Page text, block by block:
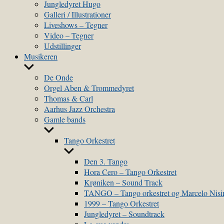
menu
Jungledyret Hugo
Galleri / Illustrationer
Liveshows – Tegner
Video – Tegner
Udstillinger
Musikeren
Show
menu
De Onde
Orgel Aben & Trommedyret
Thomas & Carl
Aarhus Jazz Orchestra
Gamle bands
Show
Tango Orkestret
Show
menu
Den 3. Tango
Hora Cero – Tango Orkestret
Krøniken – Sound Track
TANGO – Tango orkestret og Marcelo
1999 – Tango Orkestret
Jungledyret – Soundtrack